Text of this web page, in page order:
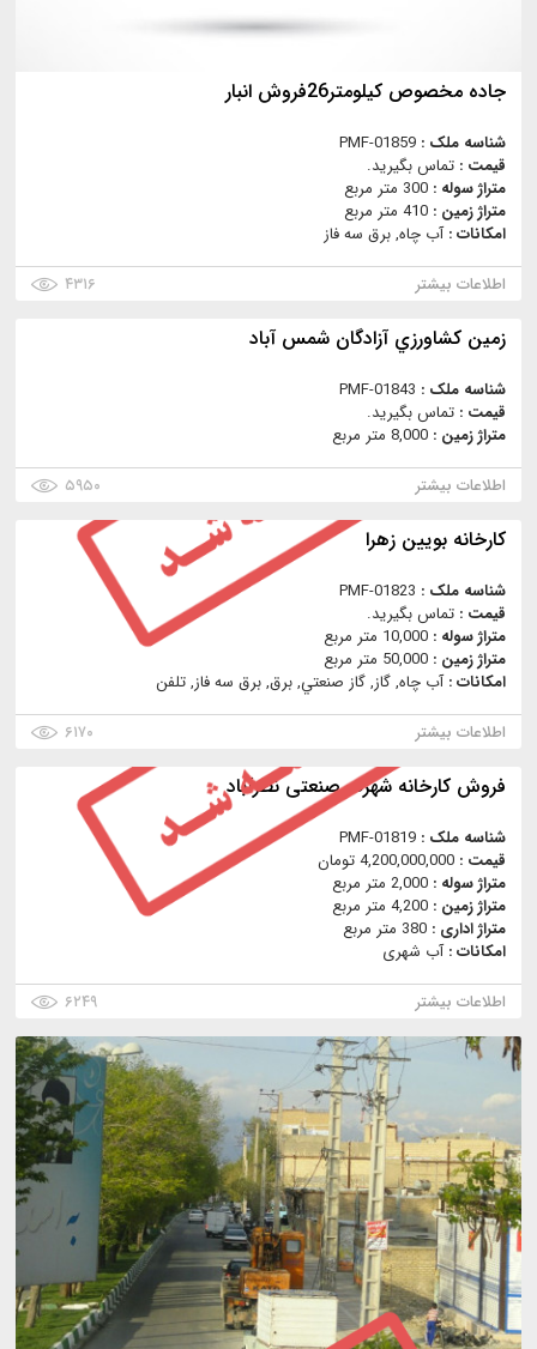
جاده مخصوص كيلومتر26فروش انبار
شناسه ملک : PMF-01859
قیمت : تماس بگیرید.
متراژ سوله : 300 متر مربع
متراژ زمین : 410 متر مربع
امکانات :آب چاه, برق سه فاز
اطلاعات بیشتر
۴۳۱۶
زمین كشاورزي آزادگان شمس آباد
شناسه ملک : PMF-01843
قیمت : تماس بگیرید.
متراژ زمین : 8,000 متر مربع
اطلاعات بیشتر
۵۹۵۰
کارخانه بویین زهرا
شناسه ملک : PMF-01823
قیمت : تماس بگیرید.
متراژ سوله : 10,000 متر مربع
متراژ زمین : 50,000 متر مربع
امکانات :آب چاه, گاز, گاز صنعتي, برق, برق سه فاز, تلفن
اطلاعات بیشتر
۶۱۷۰
فروش کارخانه شهرک صنعتی نظرآباد
شناسه ملک : PMF-01819
قیمت : 4,200,000,000 تومان
متراژ سوله : 2,000 متر مربع
متراژ زمین : 4,200 متر مربع
متراژ اداری : 380 متر مربع
امکانات :آب شهری
اطلاعات بیشتر
۶۲۴۹